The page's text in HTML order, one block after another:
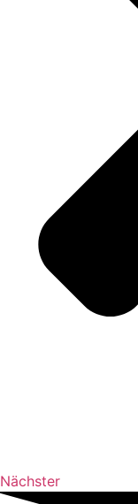
Nächster